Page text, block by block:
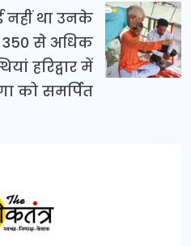
नहीं था उनके
350 से अधिक
हरिद्वार में
को समर्पित